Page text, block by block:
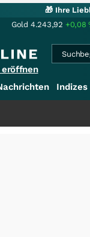
🎁 Ihre
Gold 4.243,92 +0,08
eröffnen
Indizes